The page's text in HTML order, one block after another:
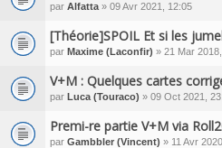
par Alfatta » 09 Avr 2021, 12:05
[Théorie]SPOIL Et si les
par Maxime (Laconfir) » 21 Mar
V+M : Quelques cartes
par Luca (Touraco) » 09 Oct 2021,
Premi-re partie V+M via
par Gambbler (Vincent) » 11 Avr